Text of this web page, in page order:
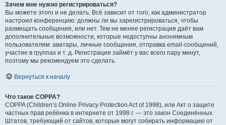
Зачем мне нужно регистрироваться?
Вы можете этого и не делать. Всё зависит от того, как администратор
настроил конференцию: должны ли вы зарегистрироваться, чтобы
размещать сообщения, или нет. Тем не менее регистрация даёт вам
дополнительные возможности, которые недоступны анонимным
пользователям: аватары, личные сообщения, отправка email-сообщений,
участие в группах и т. д. Регистрация займёт у вас всего пару минут,
поэтому мы рекомендуем это сделать.
Вернуться к началу
Что такое COPPA?
COPPA (Children’s Online Privacy Protection Act of 1998), или Акт о защите
частных прав ребёнка в интернете от 1998 г. — это закон Соединённых
Штатов, требующий от сайтов, которые могут собирать информацию от